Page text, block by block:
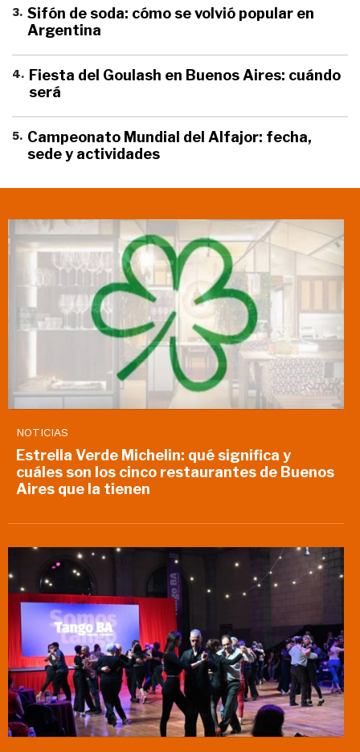
3. Sifón de soda: cómo se volvió popular en
Argentina
4. Fiesta del Goulash en Buenos Aires: cuándo
será
5. Campeonato Mundial del Alfajor: fecha,
sede y actividades
NOTICIAS
Estrella Verde Michelin: qué significa y
cuáles son los cinco restaurantes de Buenos
Aires que la tienen